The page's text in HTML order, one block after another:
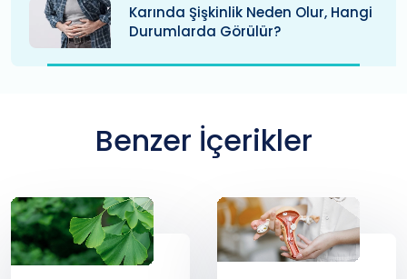
Karında Şişkinlik Neden Olur, Hangi
Durumlarda Görülür?
Benzer İçerikler